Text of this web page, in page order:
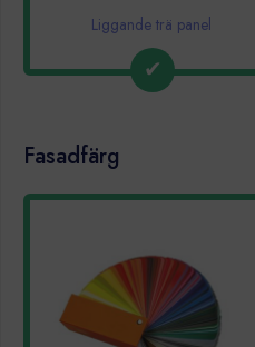
Liggande trä panel
Fasadfärg